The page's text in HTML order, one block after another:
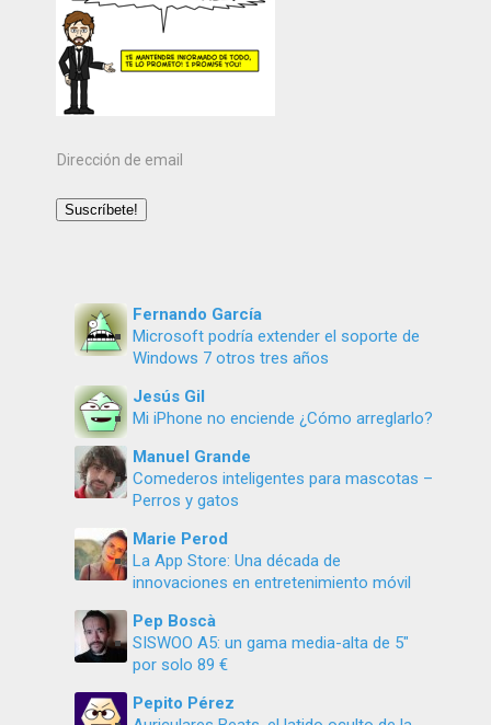
Dirección
email
Suscríbete!
Fernando García
Microsoft podría extender el soporte de
Windows 7 otros tres años
Jesús Gil
Mi iPhone no enciende ¿Cómo arreglarlo?
Manuel Grande
Comederos inteligentes para mascotas –
Perros y gatos
Marie Perod
La App Store: Una década de
innovaciones en entretenimiento móvil
Pep Boscà
SISWOO A5: un gama media-alta de 5″
por solo 89 €
Pepito Pérez